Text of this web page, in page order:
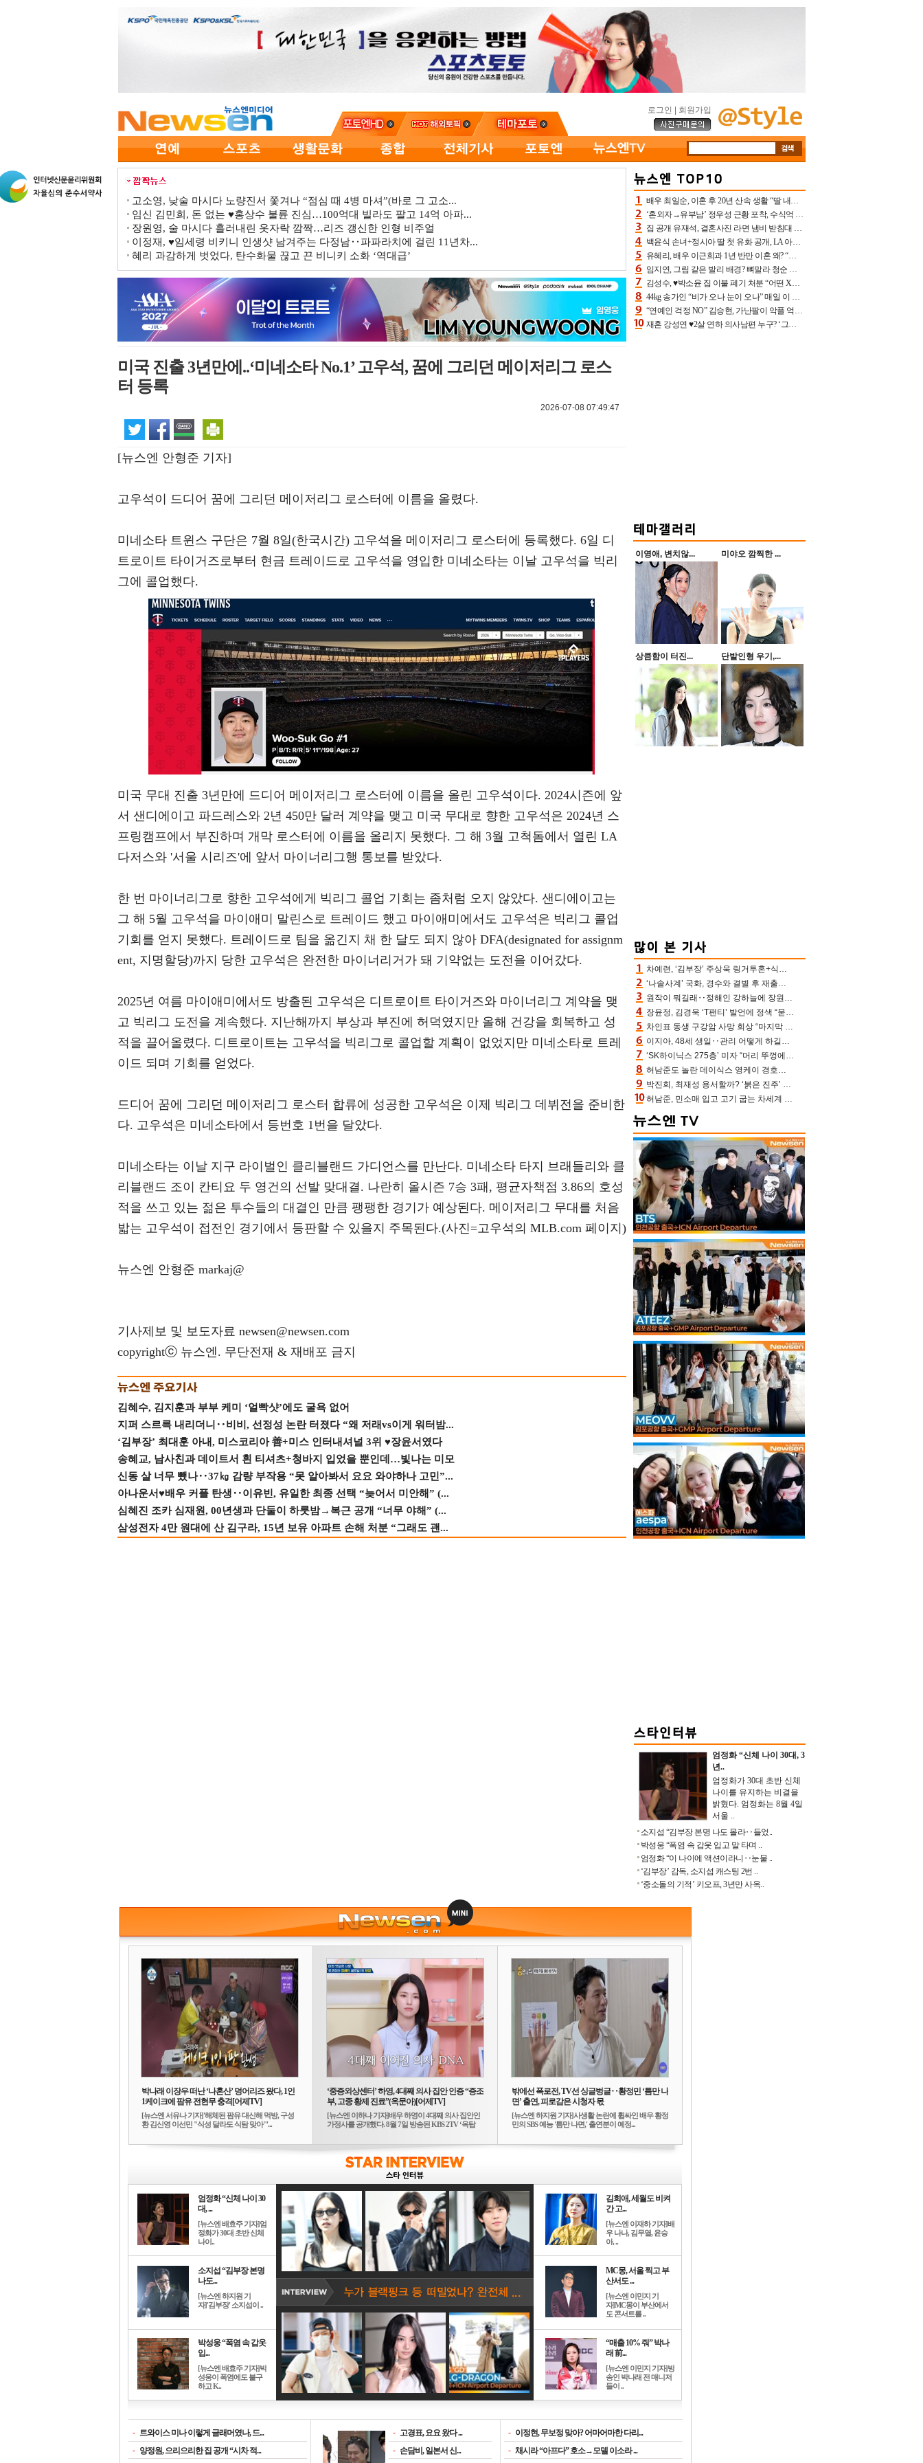
로그인 회원가입
고소영, 낮술 마시다 노량진서 쫓겨나 “점심 때 4병 마셔”(바로 그 고소...
임신 김민희, 돈 없는 ♥홍상수 불륜 진심…100억대 빌라도 팔고 14억 아파...
장원영, 술 마시다 흘러내린 옷자락 깜짝…리즈 갱신한 인형 비주얼
이정재, ♥임세령 비키니 인생샷 남겨주는 다정남‥파파라치에 걸린 11년차...
혜리 과감하게 벗었다, 탄수화물 끊고 끈 비니키 소화 ‘역대급’
미국 진출 3년만에..‘미네소타 No.1’ 고우석, 꿈에 그리던 메이저리그 로스
터 등록
2026-07-08 07:49:47
[뉴스엔 안형준 기자]
고우석이 드디어 꿈에 그리던 메이저리그 로스터에 이름을 올렸다.
미네소타 트윈스 구단은 7월 8일(한국시간) 고우석을 메이저리그 로스터에 등록했다. 6일 디
트로이트 타이거즈로부터 현금 트레이드로 고우석을 영입한 미네소타는 이날 고우석을 빅리
그에 콜업했다.
미국 무대 진출 3년만에 드디어 메이저리그 로스터에 이름을 올린 고우석이다. 2024시즌에 앞
서 샌디에이고 파드레스와 2년 450만 달러 계약을 맺고 미국 무대로 향한 고우석은 2024년 스
프링캠프에서 부진하며 개막 로스터에 이름을 올리지 못했다. 그 해 3월 고척돔에서 열린 LA
다저스와 '서울 시리즈'에 앞서 마이너리그행 통보를 받았다.
한 번 마이너리그로 향한 고우석에게 빅리그 콜업 기회는 좀처럼 오지 않았다. 샌디에이고는
그 해 5월 고우석을 마이애미 말린스로 트레이드 했고 마이애미에서도 고우석은 빅리그 콜업
기회를 얻지 못했다. 트레이드로 팀을 옮긴지 채 한 달도 되지 않아 DFA(designated for assignm
ent, 지명할당)까지 당한 고우석은 완전한 마이너리거가 돼 기약없는 도전을 이어갔다.
2025년 여름 마이애미에서도 방출된 고우석은 디트로이트 타이거즈와 마이너리그 계약을 맺
고 빅리그 도전을 계속했다. 지난해까지 부상과 부진에 허덕였지만 올해 건강을 회복하고 성
적을 끌어올렸다. 디트로이트는 고우석을 빅리그로 콜업할 계획이 없었지만 미네소타로 트레
이드 되며 기회를 얻었다.
드디어 꿈에 그리던 메이저리그 로스터 합류에 성공한 고우석은 이제 빅리그 데뷔전을 준비한
다. 고우석은 미네소타에서 등번호 1번을 달았다.
미네소타는 이날 지구 라이벌인 클리블랜드 가디언스를 만난다. 미네소타 타지 브래들리와 클
리블랜드 조이 칸티요 두 영건의 선발 맞대결. 나란히 올시즌 7승 3패, 평균자책점 3.86의 호성
적을 쓰고 있는 젊은 투수들의 대결인 만큼 팽팽한 경기가 예상된다. 메이저리그 무대를 처음
밟는 고우석이 접전인 경기에서 등판할 수 있을지 주목된다.(사진=고우석의 MLB.com 페이지)
뉴스엔 안형준 markaj@
기사제보 및 보도자료 newsen@newsen.com
copyrightⓒ 뉴스엔. 무단전재 & 재배포 금지
김혜수, 김지훈과 부부 케미 ‘얼빡샷’에도 굴욕 없어
지퍼 스르륵 내리더니‥비비, 선정성 논란 터졌다 “왜 저래vs이게 워터밤...
‘김부장’ 최대훈 아내, 미스코리아 善+미스 인터내셔널 3위 ♥장윤서였다
송혜교, 남사친과 데이트서 흰 티셔츠+청바지 입었을 뿐인데…빛나는 미모
신동 살 너무 뺐나‥37㎏ 감량 부작용 “못 알아봐서 요요 와야하나 고민”...
아나운서♥배우 커플 탄생‥이유빈, 유일한 최종 선택 “늦어서 미안해” (...
심혜진 조카 심재원, 00년생과 단둘이 하룻밤→복근 공개 “너무 야해” (...
삼성전자 4만 원대에 산 김구라, 15년 보유 아파트 손해 처분 “그래도 괜...
배우 최일순, 이혼 후 20년 산속 생활 “딸 내가 버렸다고 원망‥맘 아파”(특종)[어제TV]
‘혼외자→유부남’ 정우성 근황 포착, 수식억 해킹 피해 후배 만났다 “존경하는”
집 공개 유재석, 결혼사진 라면 냄비 받침대 되고 분노‥가족사진도 피해(놀뭐)[어제TV]
백윤식 손녀+정시아 딸 첫 유화 공개, LA 아트쇼→서울국제조각페스타 작가다운 수준급 실력
유혜리, 배우 이근희과 1년 반만 이혼 왜? “식칼 꽂고 의자 던져” 충격 폭로(특종)[어제TV]
임지연, 그림 같은 발리 배경? 뼈말라 청순 비키니 핏에 상대 안 되네
김성수, ♥박소윤 집 이불 폐기 처분 “어떤 X이랑 썼을지 몰라” 질투(신랑수업2)[어제TV]
44kg 송가인 “비가 오나 눈이 오나” 매일 이 운동, 허벅지 근육량 상승+체지방 감소
“연예인 걱정 NO” 김승현, 가난팔이 악플 억울할만‥아내+딸과 日 여행
재혼 강성연 ♥2살 연하 의사남편 누구? ‘그알’ 자문의에 훈남 비주얼 초엘리트 스펙 [종합]
이영애, 변치않... 미야오 깜찍한 ...
상큼함이 터진... 단발인형 우기,...
차예련, ‘김부장’ 주상욱 링거투혼+식스팩 비화 “옷 벗는데 아저씨는 안 된다고”(차장금)
‘나솔사계’ 국화, 경수와 결별 후 재출연…첫인상 3표 몰표
원작이 뭐길래‥정해인 강하늘에 장원영까지 참여한 이 영화
장윤정, 김경욱 ‘T팬티’ 발언에 정색 “묻지 않았는데, 그것도 성희롱”(장공장)
차인표 동생 구강암 사망 회상 “마지막 순간 동생 손 잡아준 신애라, 두고두고 고마워” (신애라이프)
이지아, 48세 생일‥관리 어떻게 하길래 놀라운 동안 미모
‘SK하이닉스 275층’ 미자 “머리 뚜껑에서 사, 주식만 안 해도 돈 버는 것”
허남준도 놀란 데이식스 영케이 경호원병 과거 “그냥 돌았던 놈”
박진희, 최재성 용서할까? ‘붉은 진주’ 오늘(7일) 결말 나온다
허남준, 민소매 입고 고기 굽는 차세계 실존…영케이도 감탄한 팔근육(공케이)
엄정화 “신체 나이 30대, 3
년..
엄정화가 30대 초반 신체
나이를 유지하는 비결을
밝혔다. 엄정화는 8월 4일
서울 ..
소지섭 “김부장 본명 나도 몰라‥들었..
박성웅 “폭염 속 갑옷 입고 말 타며 ..
엄정화 “이 나이에 액션이라니‥눈물 ..
‘김부장’ 감독, 소지섭 캐스팅 2번 ..
‘중소돌의 기적’ 키오프, 3년만 사옥..
박나래 이장우 떠난 ‘나혼산’ 덩어리즈 왔다, 1인
1케이크에 팜유 전현무 충격[어제TV]
[뉴스엔 서유나 기자]'해체된 팜유 대신해 먹방, 구성
환 김신영 이선민 "식성 달라도 식탐 맞아"'...
‘중증외상센터’ 하영, 4대째 의사 집안 인증 “증조
부, 고종 황제 진료”(옥문아)[어제TV]
[뉴스엔 이하나 기자]배우 하영이 4대째 의사 집안인
가정사를 공개했다. 8월 7일 방송된 KBS 2TV ‘옥탑
밖에선 폭로전, TV선 싱글벙글‥황정민 ‘틈만 나
면’ 출연, 피로감은 시청자 몫
[뉴스엔 하지원 기자]사생활 논란에 휩싸인 배우 황정
민의 SBS 예능 '틈만 나면,' 출연분이 예정...
엄정화 “신체 나이 30
대, ...
[뉴스엔 배효주 기자]엄
정화가 30대 초반 신체
나이..
소지섭 “김부장 본명
나도...
[뉴스엔 하지원 기
자]'김부장' 소지섭이 ..
박성웅 “폭염 속 갑옷
입...
[뉴스엔 배효주 기자]박
성웅이 폭염에도 불구
하고 K..
김희애, 세월도 비켜
간 고...
[뉴스엔 이재하 기자]배
우 나나, 김무열, 윤승
아, ..
MC몽, 서울 찍고 부
산서도 ...
[뉴스엔 이민지 기
자]MC몽이 부산에서
도 콘서트를 ..
“매출 10% 줘” 박나
래 前...
[뉴스엔 이민지 기자]방
송인 박나래 전 매니저
들이 ..
- 트와이스 미나 이렇게 글래머였나, 드...
- 양정원, 으리으리한 집 공개 “시차 적...
- 고경표, 요요 왔다 ...
- 손담비, 일본서 신...
- 이정현, 무보정 맞아? 어마어마한 다리...
- 채시라 “아프다” 호소→모델 이소라 ...